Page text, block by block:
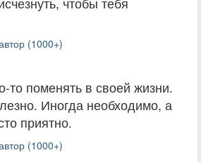
(1000+)
то поменять в своей жизни.
Иногда необходимо, а
приятно.
(1000+)